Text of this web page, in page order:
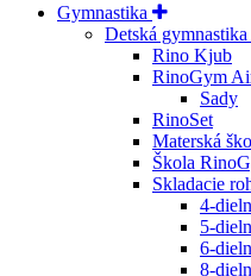
Gymnastika
Detská gymnastika
Rino Kjub
RinoGym
Sady
RinoSet
Materská
Škola
Skladacie
4-
5-
6-
8-